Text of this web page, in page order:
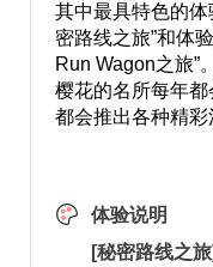
其中最具特色的体
密路线之旅”和体
Run Wagon之旅”
樱花的名所每年
都会推出各种精彩
体验说明
[秘密路线之